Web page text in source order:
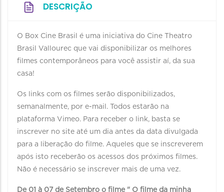
DESCRIÇÃO
O Box Cine Brasil é uma iniciativa do Cine Theatro
Brasil Vallourec que vai disponibilizar os melhores
filmes contemporâneos para você assistir aí, da sua
casa!
Os links com os filmes serão disponibilizados,
semanalmente, por e-mail. Todos estarão na
plataforma Vimeo. Para receber o link, basta se
inscrever no site até um dia antes da data divulgada
para a liberação do filme. Aqueles que se inscreverem
após isto receberão os acessos dos próximos filmes.
Não é necessário se inscrever mais de uma vez.
De 01 à 07 de Setembro o filme " O filme da minha